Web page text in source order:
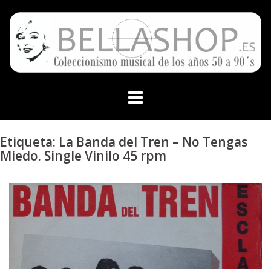
content
Etiqueta: La Banda del Tren – No Tengas
Miedo. Single Vinilo 45 rpm